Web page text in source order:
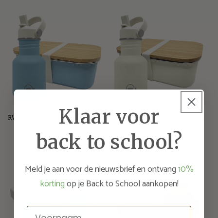
RVS Lunchset Bamboe - Blauw
RVS lunchset Bamboe - Zacht
wit
€49,90 €48,95
Klaar voor
back to school?
Meld je aan voor de nieuwsbrief en ontvang10%
kortingop je Back to School aankopen!
Voornaam